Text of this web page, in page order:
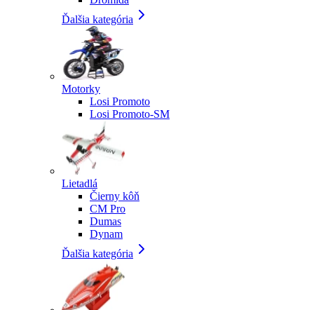
Ďalšia kategória
Motorky
Losi Promoto
Losi Promoto-SM
Lietadlá
Čierny kôň
CM Pro
Dumas
Dynam
Ďalšia kategória